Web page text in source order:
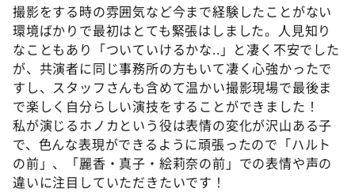
撮影をする時の雰囲気など今まで経験したことがない
環境ばかりで最初はとても緊張はしました。人見知り
なこともあり「ついていけるかな..」と凄く不安でした
が、共演者に同じ事務所の方もいて凄く心強かったで
すし、スタッフさんも含めて温かい撮影現場で最後ま
で楽しく自分らしい演技をすることができました！
私が演じるホノカという役は表情の変化が沢山ある子
で、色んな表現ができるように頑張ったので「ハルト
の前」、「麗香・真子・絵莉奈の前」での表情や声の
違いに注目していただきたいです！